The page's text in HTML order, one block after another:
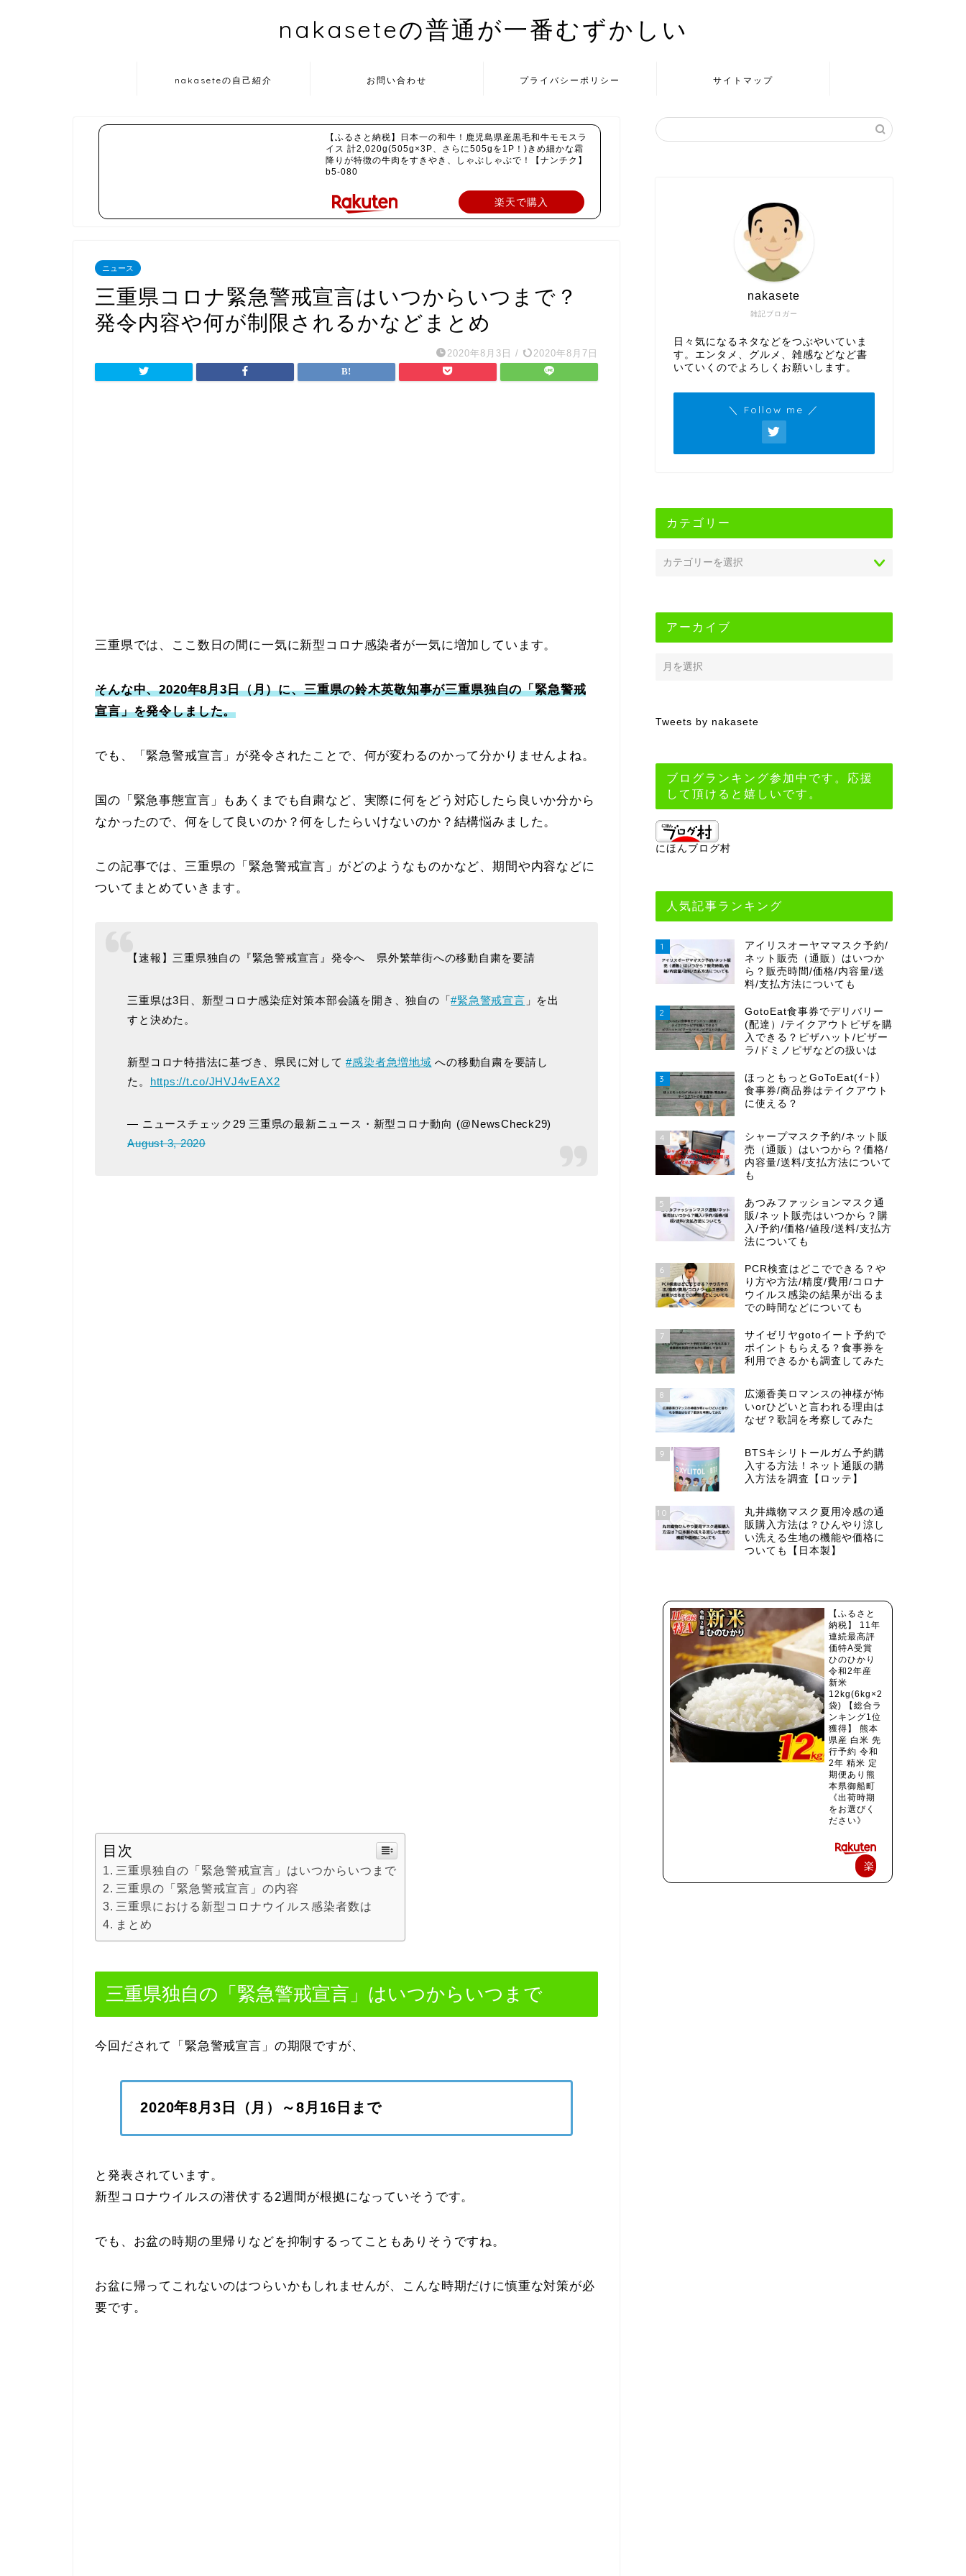
nakaseteの普通が一番むずかしい
nakaseteの自己紹介 お問い合わせ プライバシーポリシー サイトマップ
【ふるさと納税】日本一の和牛！鹿児島県産黒毛和牛モモスラ
イス 計2,020g(505g×3P、さらに505gを1P！)きめ細かな霜
降りが特徴の牛肉をすきやき、しゃぶしゃぶで！【ナンチク】
b5-080
楽天で購入
ニュース
三重県コロナ緊急警戒宣言はいつからいつまで？
発令内容や何が制限されるかなどまとめ
2020年8月3日 / 2020年8月7日
三重県では、ここ数日の間に一気に新型コロナ感染者が一気に増加しています。
そんな中、2020年8月3日（月）に、三重県の鈴木英敬知事が三重県独自の「緊急警戒
宣言」を発令しました。
でも、「緊急警戒宣言」が発令されたことで、何が変わるのかって分かりませんよね。
国の「緊急事態宣言」もあくまでも自粛など、実際に何をどう対応したら良いか分から
なかったので、何をして良いのか？何をしたらいけないのか？結構悩みました。
この記事では、三重県の「緊急警戒宣言」がどのようなものかなど、期間や内容などに
ついてまとめていきます。
【速報】三重県独自の『緊急警戒宣言』発令へ 県外繁華街への移動自粛を要請
三重県は3日、新型コロナ感染症対策本部会議を開き、独自の「#緊急警戒宣言 」を出
すと決めた。
新型コロナ特措法に基づき、県民に対して#感染者急増地域 への移動自粛を要請し
た。 https://t.co/JHVJ4vEAX2
— ニュースチェック29 三重県の最新ニュース・新型コロナ動向 (@NewsCheck29)
August 3, 2020
目次
三重県独自の「緊急警戒宣言」はいつからいつまで
三重県の「緊急警戒宣言」の内容
三重県における新型コロナウイルス感染者数は
まとめ
三重県独自の「緊急警戒宣言」はいつからいつまで
今回だされて「緊急警戒宣言」の期限ですが、
2020年8月3日（月）～8月16日まで
と発表されています。
新型コロナウイルスの潜伏する2週間が根拠になっていそうです。
でも、お盆の時期の里帰りなどを抑制するってこともありそうですね。
お盆に帰ってこれないのはつらいかもしれませんが、こんな時期だけに慎重な対策が必
要です。
雑記ブロガー
nakasete
日々気になるネタなどをつぶやいていま
す。エンタメ、グルメ、雑感などなど書
いていくのでよろしくお願いします。
＼ Follow me ／
カテゴリー
アーカイブ
Tweets by nakasete
ブログランキング参加中です。応援
して頂けると嬉しいです。
にほんブログ村
人気記事ランキング
1
アイリスオーヤママスク予約/
ネット販売（通販）はいつか
ら？販売時間/価格/内容量/送
料/支払方法についても
2
GotoEat食事券でデリバリー
(配達）/テイクアウトピザを購
入できる？ピザハット/ピザー
ラ/ドミノピザなどの扱いは
3
ほっともっとGoToEat(ｲｰﾄ）
食事券/商品券はテイクアウト
に使える？
4
シャープマスク予約/ネット販
売（通販）はいつから？価格/
内容量/送料/支払方法について
も
5
あつみファッションマスク通
販/ネット販売はいつから？購
入/予約/価格/値段/送料/支払方
法についても
6
PCR検査はどこでできる？や
り方や方法/精度/費用/コロナ
ウイルス感染の結果が出るま
での時間などについても
7
サイゼリヤgotoイート予約で
ポイントもらえる？食事券を
利用できるかも調査してみた
8
広瀬香美ロマンスの神様が怖
いorひどいと言われる理由は
なぜ？歌詞を考察してみた
9
BTSキシリトールガム予約購
入する方法！ネット通販の購
入方法を調査【ロッテ】
10
丸井織物マスク夏用冷感の通
販購入方法は？ひんやり涼し
い洗える生地の機能や価格に
ついても【日本製】
【ふるさと
納税】 11年
連続最高評
価特A受賞
ひのひかり
令和2年産
新米
12kg(6kg×2
袋) 【総合ラ
ンキング1位
獲得】 熊本
県産 白米 先
行予約 令和
2年 精米 定
期便あり熊
本県御船町
《出荷時期
をお選びく
ださい》
楽